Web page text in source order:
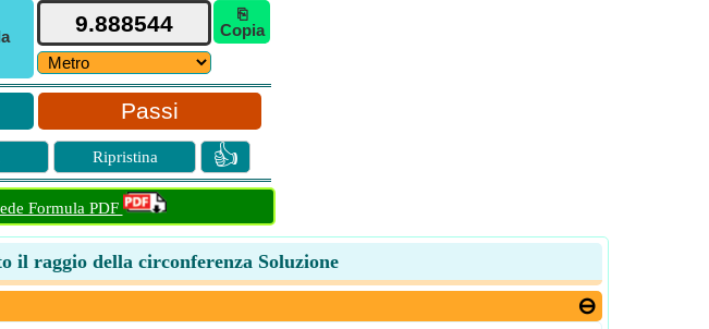
⎘
Copia
Passi
Ripristina 👍
Formula PDF
il raggio della circonferenza Soluzione